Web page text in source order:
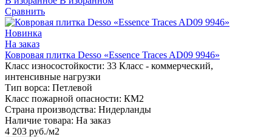
Сравнить
Новинка
На заказ
Ковровая плитка Desso «Essence Traces AD09 9946»
Класс износостойкости: 33 Класс - коммерческий,
интенсивные нагрузки
Тип ворса: Петлевой
Класс пожарной опасности: КМ2
Страна производства: Нидерланды
Наличие товара: На заказ
4 203 руб./м2